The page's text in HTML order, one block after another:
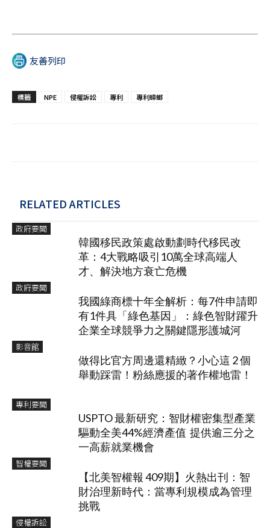
友善列印
標籤 NPE 侵權訴訟 專利 專利蟑螂
RELATED ARTICLES
政府要聞
韓國移民政策處啟動劃時代移民改
革：4大戰略吸引10萬全球高端人
才、解決地方衰亡危機
政府要聞
我國綠商標十年全解析：每7件申請即
有1件具「綠色基因」：綠色智財躍升
企業全球競爭力之關鍵隱形護城河
影音館
做得比官方周邊還精緻？小心這 2 個
舉動踩雷！粉絲應援的著作權地雷！
專利要聞
USPTO 最新研究：智財權密集型產業
驅動全美44%經濟產值 提供逾三分之
一高薪就業機會
智權要聞
【北美智權報 409期】火熱出刊：智
財治理新時代：當專利規模成為管理
挑戰
侵權訴訟